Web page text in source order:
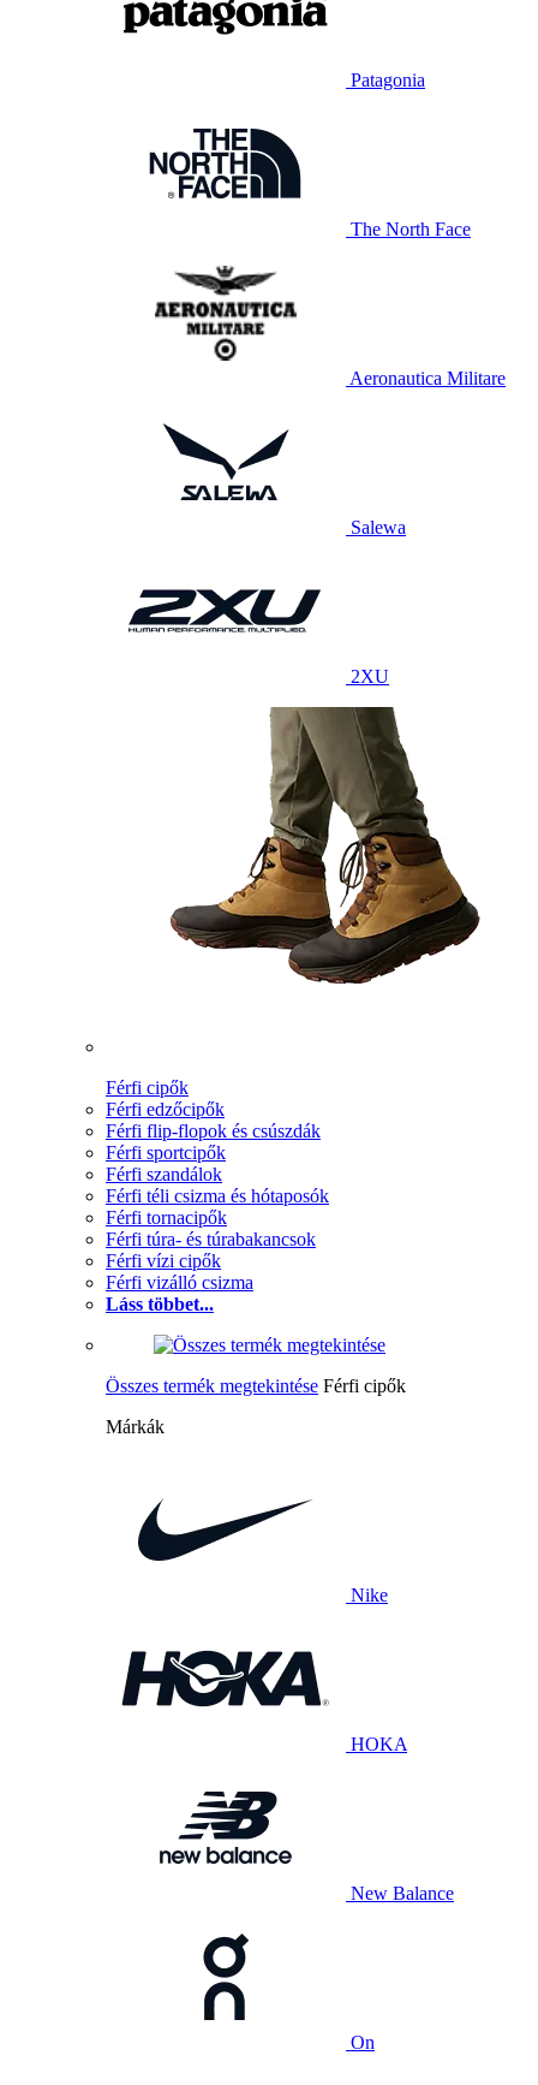
Patagonia
The North Face
Aeronautica Militare
Salewa
2XU
Férfi cipők
Férfi edzőcipők
Férfi flip-flopok és csúszdák
Férfi sportcipők
Férfi szandálok
Férfi téli csizma és hótaposók
Férfi tornacipők
Férfi túra- és túrabakancsok
Férfi vízi cipők
Férfi vizálló csizma
Láss többet...
Összes termék megtekintése Férfi cipők
Márkák
Nike
HOKA
New Balance
On